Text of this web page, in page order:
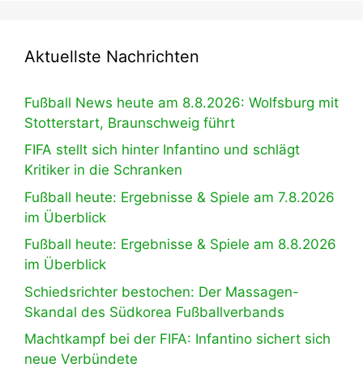
Aktuellste Nachrichten
Fußball News heute am 8.8.2026: Wolfsburg mit
Stotterstart, Braunschweig führt
FIFA stellt sich hinter Infantino und schlägt
Kritiker in die Schranken
Fußball heute: Ergebnisse & Spiele am 7.8.2026
im Überblick
Fußball heute: Ergebnisse & Spiele am 8.8.2026
im Überblick
Schiedsrichter bestochen: Der Massagen-
Skandal des Südkorea Fußballverbands
Machtkampf bei der FIFA: Infantino sichert sich
neue Verbündete